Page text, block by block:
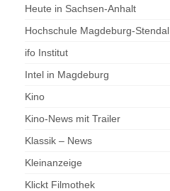
Heute in Sachsen-Anhalt
Hochschule Magdeburg-Stendal
ifo Institut
Intel in Magdeburg
Kino
Kino-News mit Trailer
Klassik – News
Kleinanzeige
Klickt Filmothek